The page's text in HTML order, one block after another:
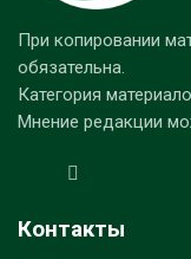
При копировании
обязательна.
Категория
Мнение редакции
Контакты